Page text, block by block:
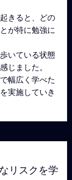
きると、どの
が特に勉強に
いている状態
じました。
幅広く学べた
実施していき
リスクを学